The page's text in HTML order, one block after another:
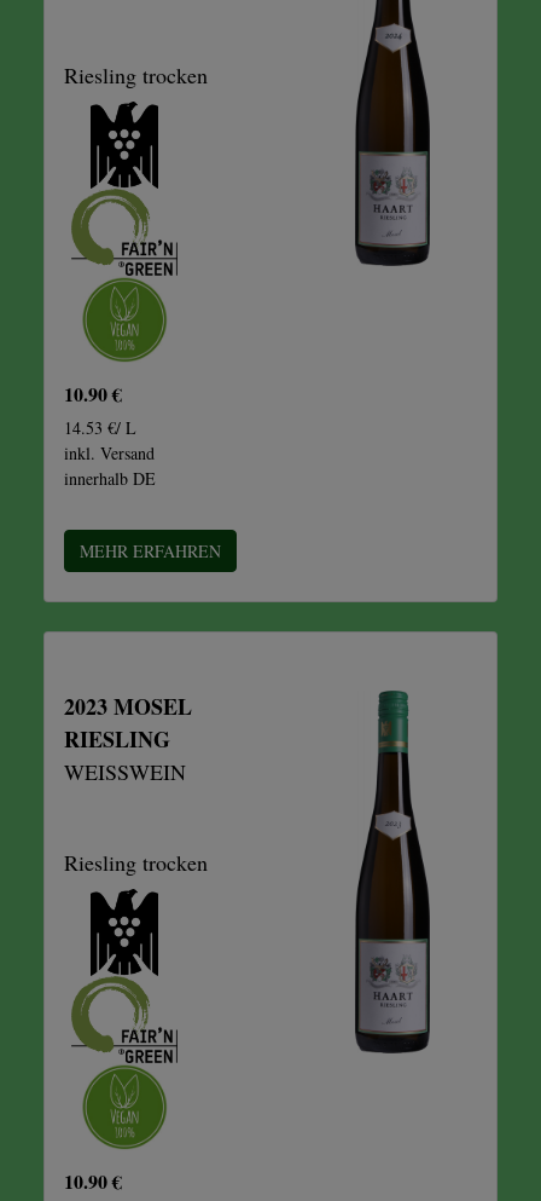
Riesling trocken
10.90 €
14.53 €/ L
inkl. Versand
innerhalb DE
MEHR ERFAHREN
2023 MOSEL
RIESLING
WEISSWEIN
Riesling trocken
10.90 €